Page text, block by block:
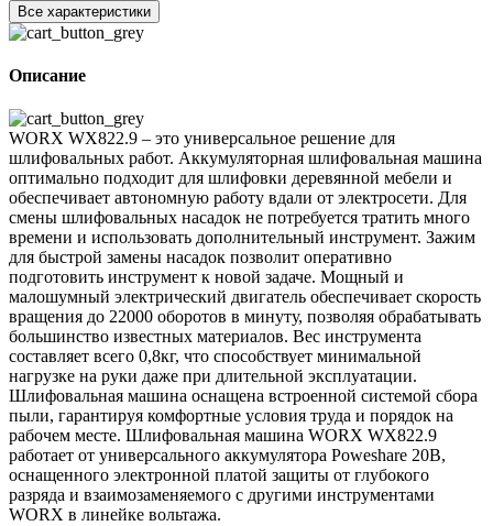
Все характеристики
Описание
WORX WX822.9 – это универсальное решение для
шлифовальных работ. Аккумуляторная шлифовальная машина
оптимально подходит для шлифовки деревянной мебели и
обеспечивает автономную работу вдали от электросети. Для
смены шлифовальных насадок не потребуется тратить много
времени и использовать дополнительный инструмент. Зажим
для быстрой замены насадок позволит оперативно
подготовить инструмент к новой задаче. Мощный и
малошумный электрический двигатель обеспечивает скорость
вращения до 22000 оборотов в минуту, позволяя обрабатывать
большинство известных материалов. Вес инструмента
составляет всего 0,8кг, что способствует минимальной
нагрузке на руки даже при длительной эксплуатации.
Шлифовальная машина оснащена встроенной системой сбора
пыли, гарантируя комфортные условия труда и порядок на
рабочем месте. Шлифовальная машина WORX WX822.9
работает от универсального аккумулятора Poweshare 20В,
оснащенного электронной платой защиты от глубокого
разряда и взаимозаменяемого с другими инструментами
WORX в линейке вольтажа.